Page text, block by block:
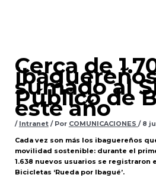
Cerca de
sumado al
Público de
este año
/ Intranet/ Por COMUNICACIONES / 8
Cada vez son más los ibaguereños
movilidad sostenible: durante el
1.638 nuevos usuarios se registraron
Bicicletas ‘Rueda por Ibagué’.